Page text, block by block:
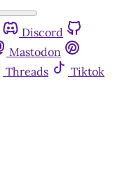
Discord
Mastodon
Threads
Tiktok